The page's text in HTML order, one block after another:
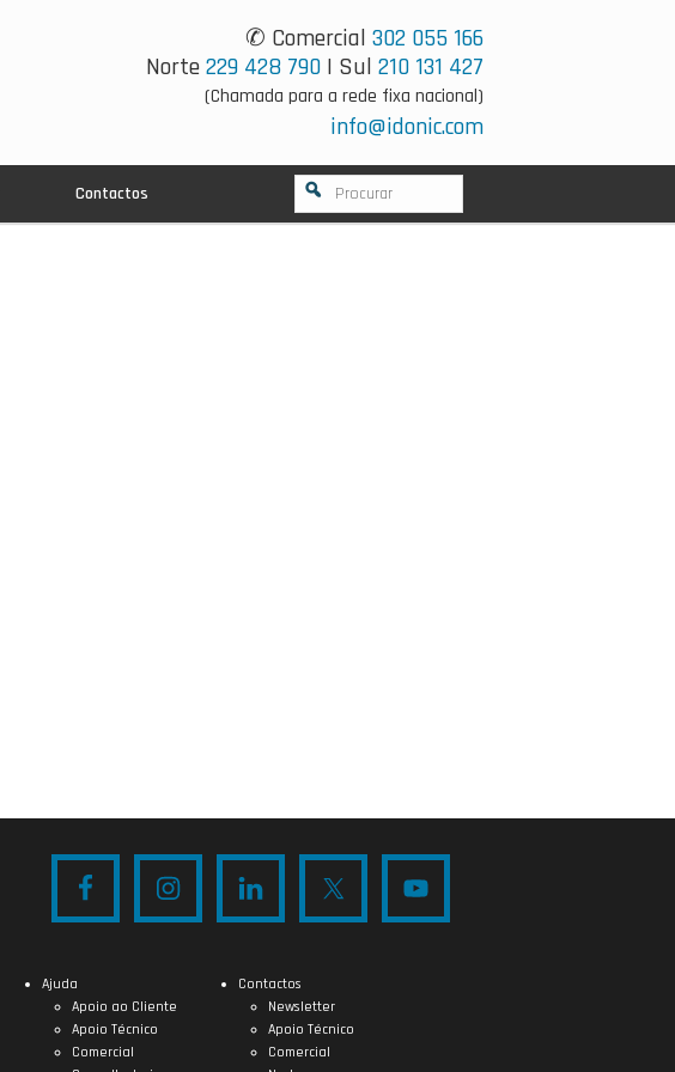
✆ Comercial 302 055 166
Norte229 428 790 | Sul 210 131 427
(Chamada para a rede fixa nacional)
info@idonic.com
Contactos
Ajuda
Apoio ao Cliente
Apoio Técnico
Comercial
Contactos
Newsletter
Apoio Técnico
Comercial